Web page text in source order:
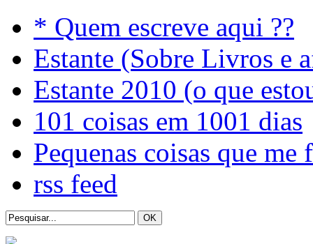
* Quem escreve aqui ??
Estante (Sobre Livros e
Estante 2010 (o que
101 coisas em 1001 dias
Pequenas coisas que me
rss feed